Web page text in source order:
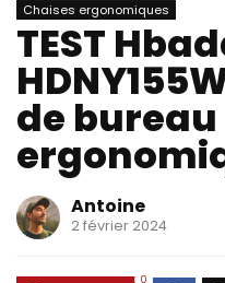
Chaises ergonomiques
TEST
de bureau
Antoine
2 février 2024
0